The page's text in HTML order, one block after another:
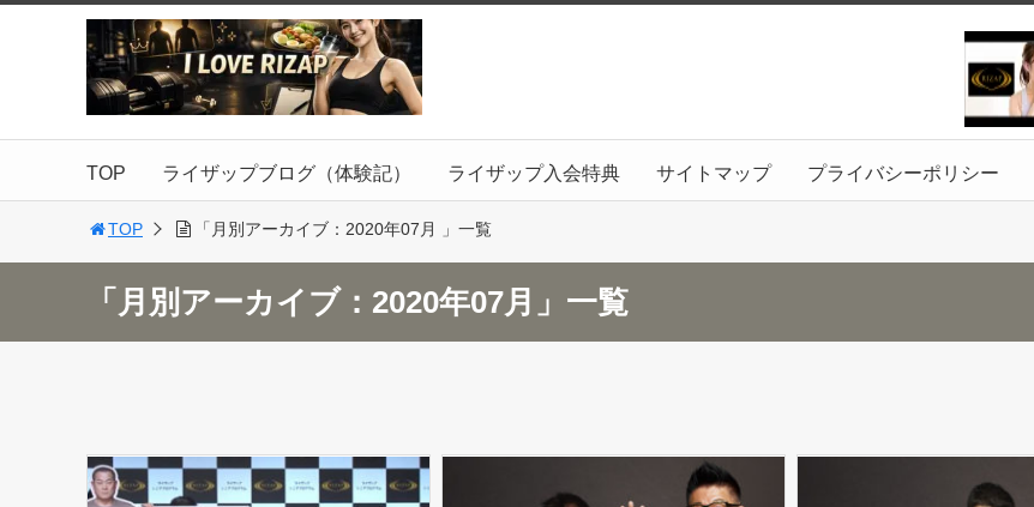
TOP ライザップブログ（体験記） ライザップ入会特典 サイトマップ プライバシーポリシー
TOP 「月別アーカイブ：2020年07月 」一覧
「月別アーカイブ：2020年07月」一覧